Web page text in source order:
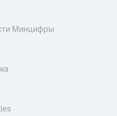
Минцифры